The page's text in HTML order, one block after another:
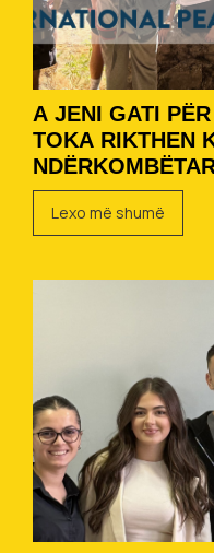
A JENI GATI
TOKA RIKTHEN
Lexo më shumë